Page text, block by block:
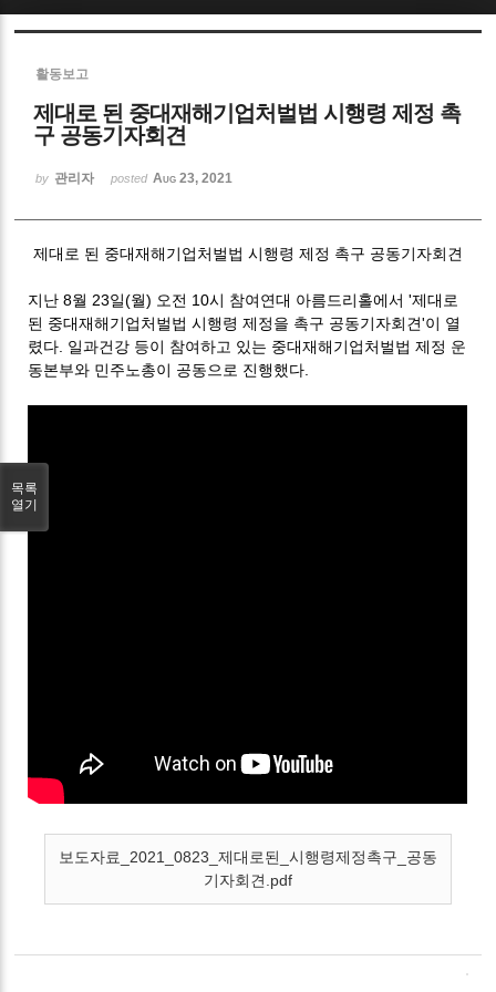
활동보고
제대로 된 중대재해기업처벌법 시행령 제정 촉
구 공동기자회견
by 관리자 posted Aug 23, 2021
제대로 된 중대재해기업처벌법 시행령 제정 촉구 공동기자회견
지난 8월 23일(월) 오전 10시 참여연대 아름드리홀에서 '제대로
된 중대재해기업처벌법 시행령 제정을 촉구 공동기자회견'이 열
렸다. 일과건강 등이 참여하고 있는 중대재해기업처벌법 제정 운
동본부와 민주노총이 공동으로 진행했다.
보도자료_2021_0823_제대로된_시행령제정촉구_공동
기자회견.pdf
목록
열기
Sketchbook5, 스케치북5
Sketchbook5, 스케치북5